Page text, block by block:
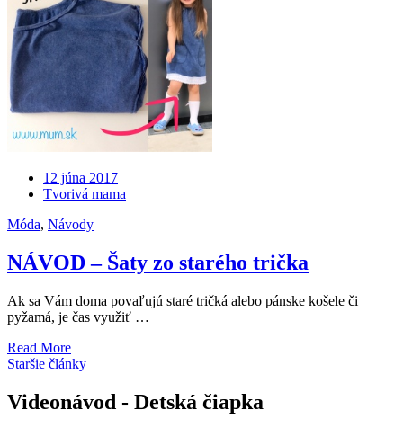
12 júna 2017
Tvorivá mama
Móda, Návody
NÁVOD – Šaty zo starého trička
Ak sa Vám doma povaľujú staré tričká alebo pánske košele či
pyžamá, je čas využiť …
Read More
Navigácia
v
článkoch
Staršie články
Videonávod - Detská čiapka